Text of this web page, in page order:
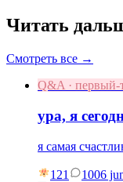
Читать
Смотреть все →
Q&A · первый-
ура, я
я самая
121 1006